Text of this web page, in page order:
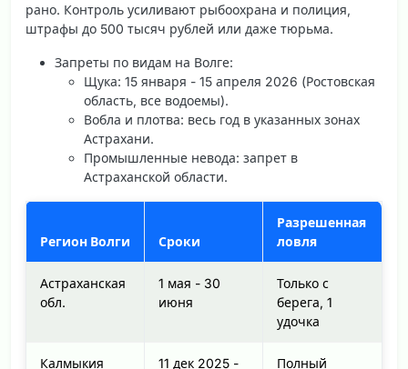
рано. Контроль усиливают рыбоохрана и полиция,
штрафы до 500 тысяч рублей или даже тюрьма.
Запреты по видам на Волге:
Щука: 15 января - 15 апреля 2026 (Ростовская
область, все водоемы).
Вобла и плотва: весь год в указанных зонах
Астрахани.
Промышленные невода: запрет в
Астраханской области.
Регион Волги Сроки
Разрешенная
ловля
Астраханская
обл.
1 мая - 30
июня
Только с
берега, 1
удочка
Калмыкия
11 дек 2025 -
Полный